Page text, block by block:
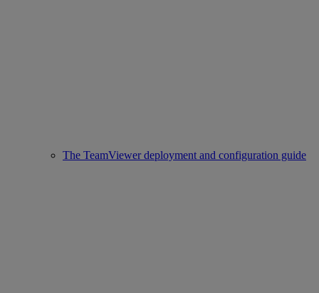
The TeamViewer deployment and configuration guide